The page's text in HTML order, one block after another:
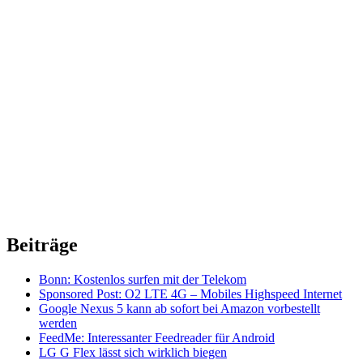
Beiträge
Bonn: Kostenlos surfen mit der Telekom
Sponsored Post: O2 LTE 4G – Mobiles Highspeed Internet
Google Nexus 5 kann ab sofort bei Amazon vorbestellt
werden
FeedMe: Interessanter Feedreader für Android
LG G Flex lässt sich wirklich biegen